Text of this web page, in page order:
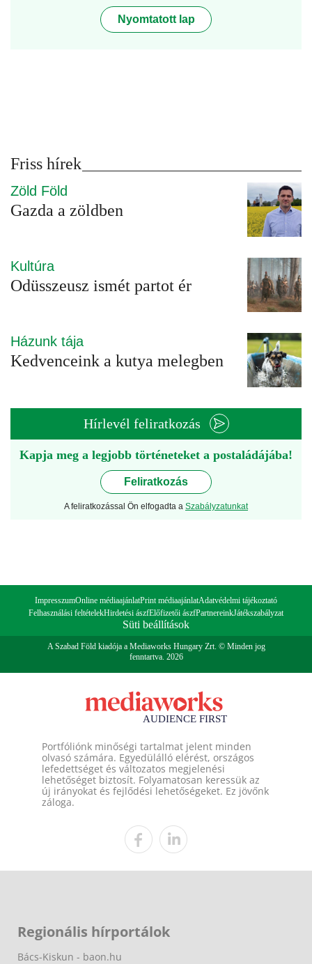
Nyomtatott lap
Friss hírek
Zöld Föld
Gazda a zöldben
Kultúra
Odüsszeusz ismét partot ér
Házunk tája
Kedvenceink a kutya melegben
Hírlevél feliratkozás
Kapja meg a legjobb történeteket a postaládájába!
Feliratkozás
A feliratkozással Ön elfogadta a Szabályzatunkat
ImpresszumOnline médiaajánlatPrint médiaajánlatAdatvédelmi tájékoztató
Felhasználási feltételekHirdetési ászfElőfizetői ászfPartnereinkJátékszabályzat
Süti beállítások
A Szabad Föld kiadója a Mediaworks Hungary Zrt. © Minden jog
fenntartva. 2026
Portfóliónk minőségi tartalmat jelent minden
olvasó számára. Egyedülálló elérést, országos
lefedettséget és változatos megjelenési
lehetőséget biztosít. Folyamatosan keressük az
új irányokat és fejlődési lehetőségeket. Ez jövőnk
záloga.
Regionális hírportálok
Bács-Kiskun - baon.hu